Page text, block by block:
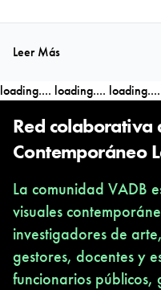
Leer Más
loading.... loading.... loading....
Red colaborativa
Contemporáneo
La comunidad VADB
visuales
investigadores de
gestores, docentes y
funcionarios públicos,